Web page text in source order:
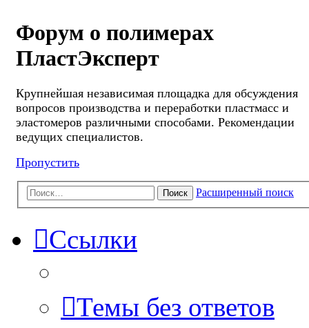
Форум о полимерах
ПластЭксперт
Крупнейшая независимая площадка для обсуждения
вопросов производства и переработки пластмасс и
эластомеров различными способами. Рекомендации
ведущих специалистов.
Пропустить
Поиск Расширенный поиск
Ссылки
Темы без ответов